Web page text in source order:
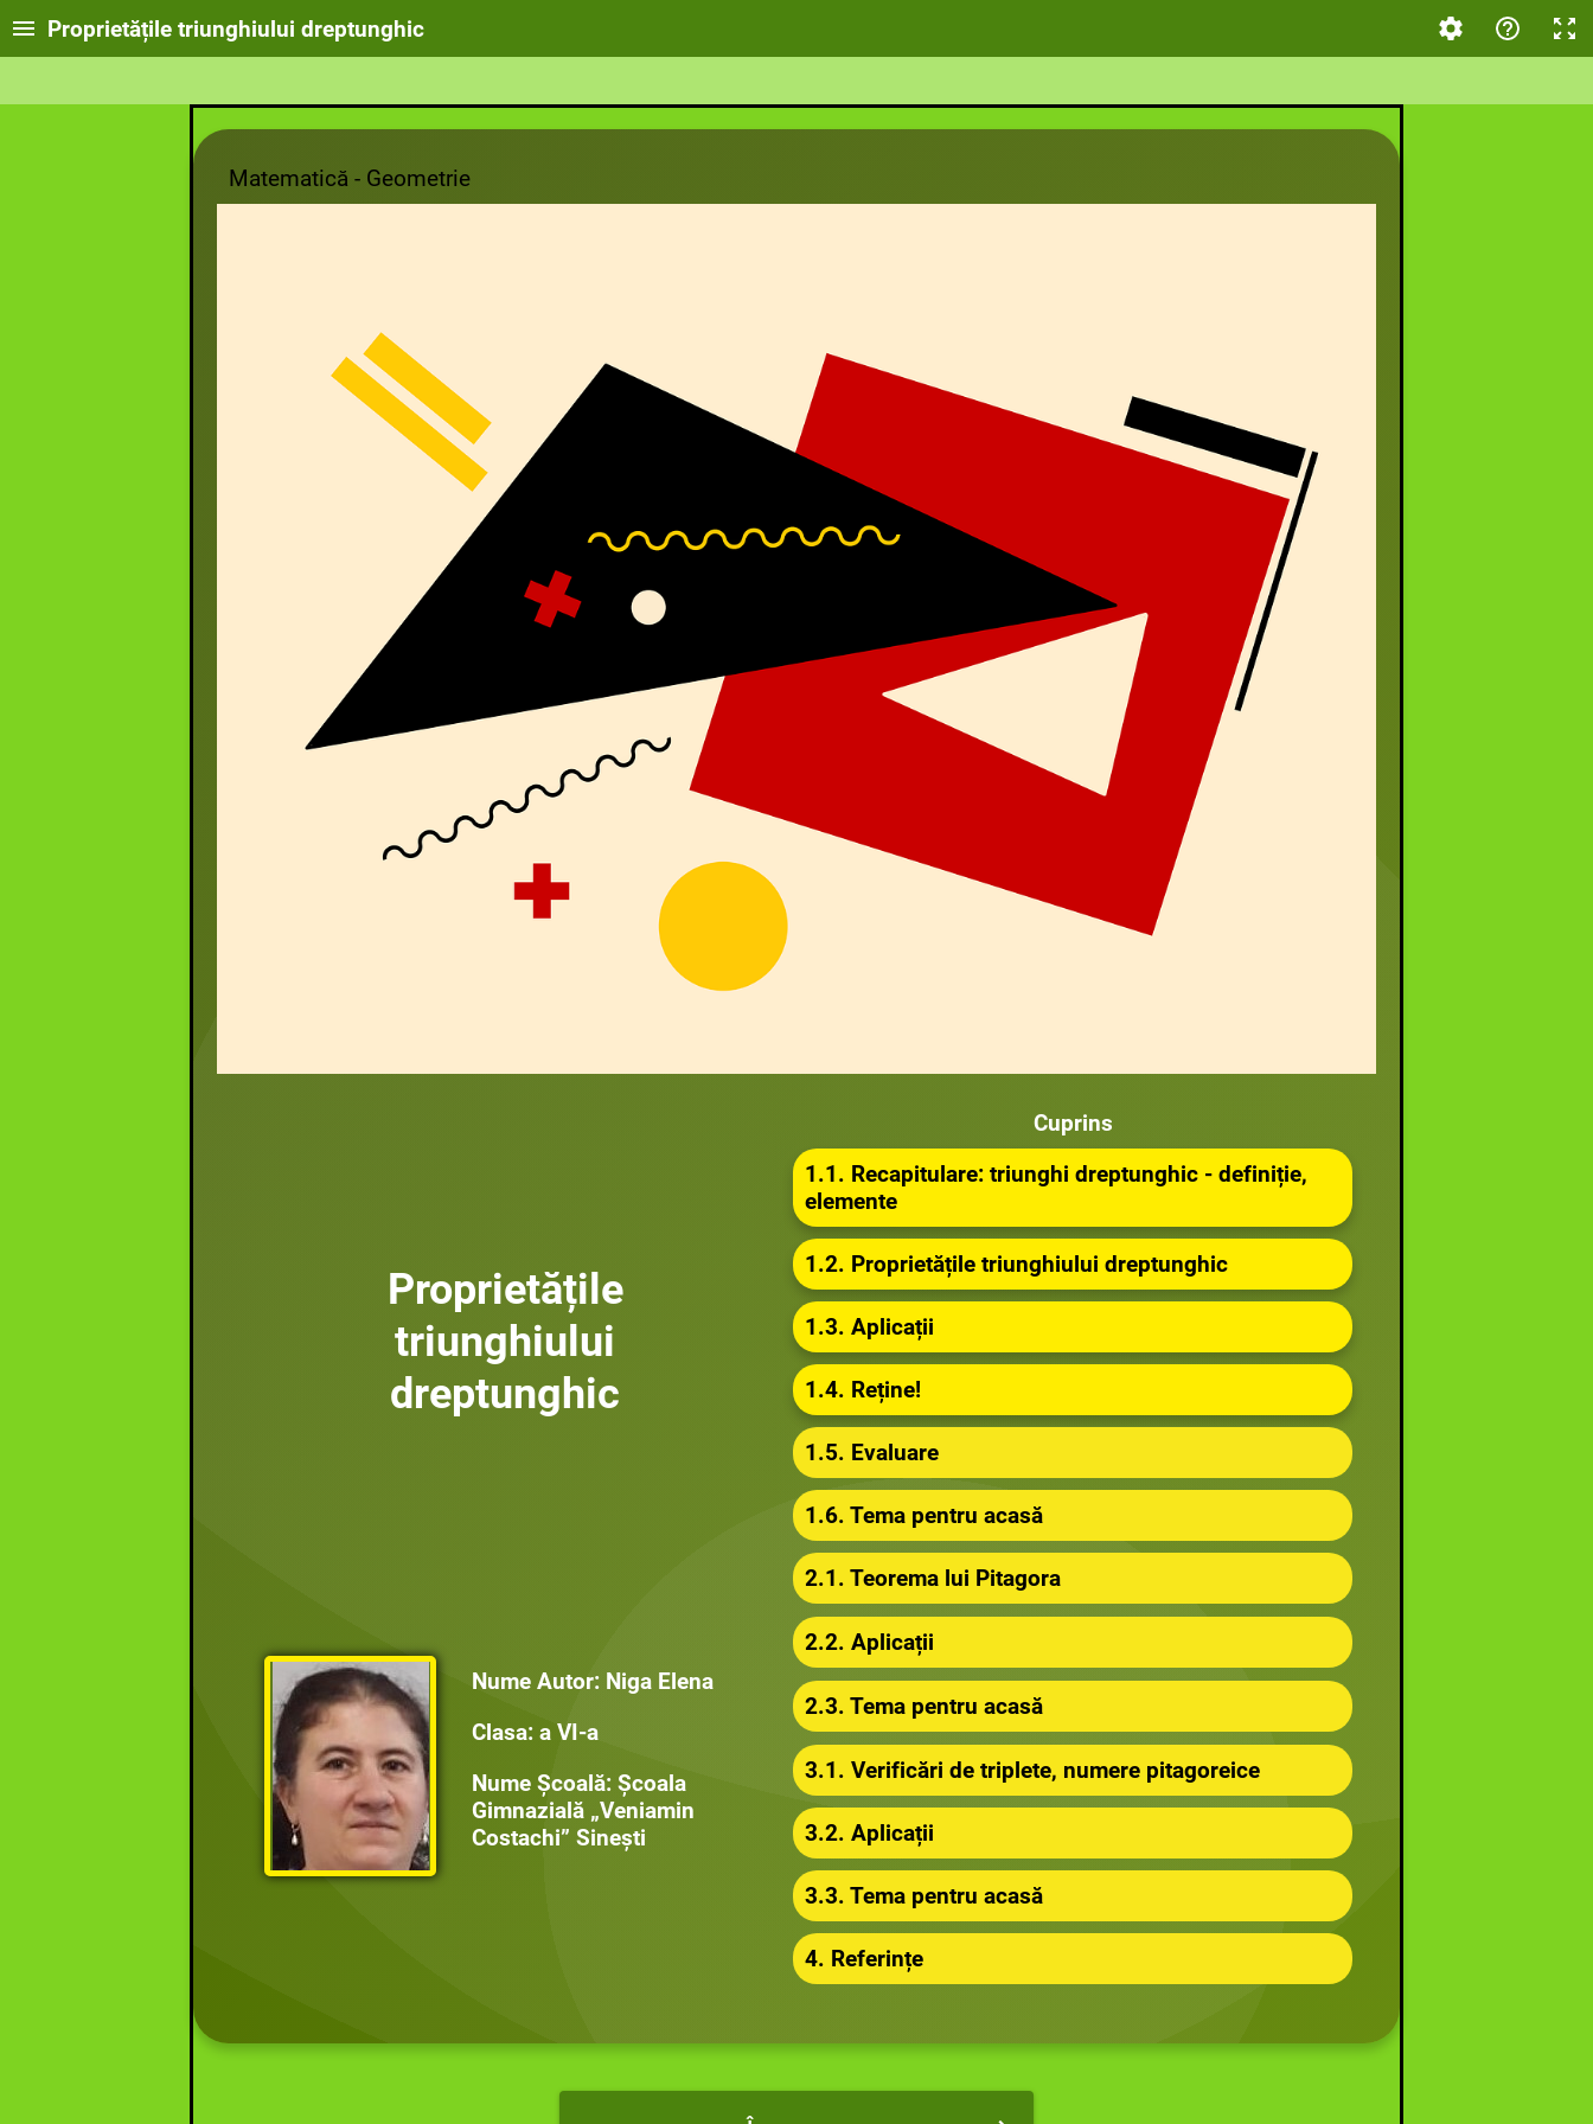
Proprietățile triunghiului dreptunghic
Matematică - Geometrie
Proprietățile
triunghiului
dreptunghic
Nume Autor: Niga Elena
Clasa: a VI-a
Nume Școală: Școala
Gimnazială „Veniamin
Costachi” Sinești
Cuprins
1.1. Recapitulare: triunghi dreptunghic - definiție,
elemente
1.2. Proprietățile triunghiului dreptunghic
1.3. Aplicații
1.4. Reține!
1.5. Evaluare
1.6. Tema pentru acasă
2.1. Teorema lui Pitagora
2.2. Aplicații
2.3. Tema pentru acasă
3.1. Verificări de triplete, numere pitagoreice
3.2. Aplicații
3.3. Tema pentru acasă
4. Referințe